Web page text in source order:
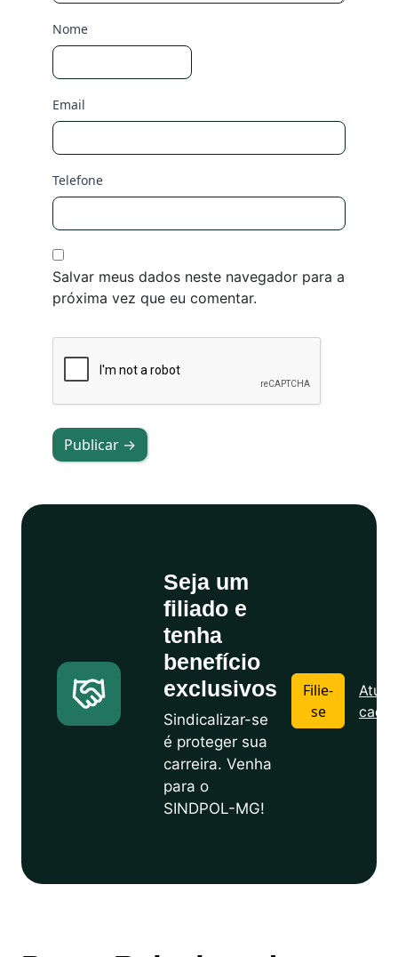
Nome
Email
Telefone
Salvar meus dados neste navegador para a
próxima vez que eu comentar.
Publicar →
Seja um
filiado e
tenha
benefício
exclusivos
Sindicalizar-se
é proteger sua
carreira. Venha
para o
SINDPOL-MG!
Filie-
se